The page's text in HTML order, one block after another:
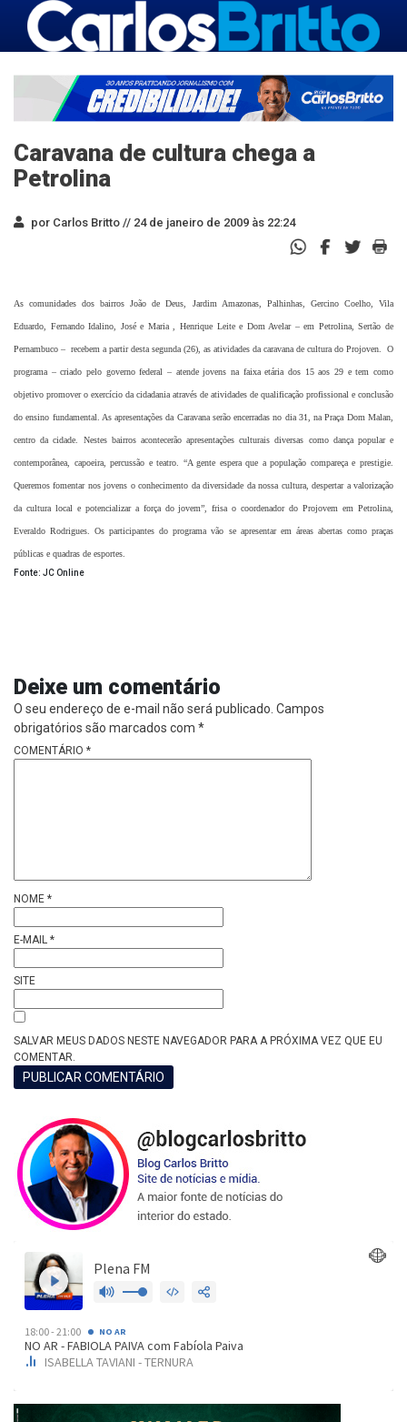
Caravana de cultura chega a
Petrolina
por Carlos Britto // 24 de janeiro de 2009 às 22:24
As comunidades dos bairros João de Deus, Jardim Amazonas, Palhinhas, Gercino Coelho, Vila
Eduardo, Fernando Idalino, José e Maria , Henrique Leite e Dom Avelar – em Petrolina, Sertão de
Pernambuco – recebem a partir desta segunda (26), as atividades da caravana de cultura do Projoven. O
programa – criado pelo governo federal – atende jovens na faixa etária dos 15 aos 29 e tem como
objetivo promover o exercício da cidadania através de atividades de qualificação profissional e conclusão
do ensino fundamental. As apresentações da Caravana serão encerradas no dia 31, na Praça Dom Malan,
centro da cidade. Nestes bairros acontecerão apresentações culturais diversas como dança popular e
contemporânea, capoeira, percussão e teatro. “A gente espera que a população compareça e prestigie.
Queremos fomentar nos jovens o conhecimento da diversidade da nossa cultura, despertar a valorização
da cultura local e potencializar a força do jovem”, frisa o coordenador do Projovem em Petrolina,
Everaldo Rodrigues. Os participantes do programa vão se apresentar em áreas abertas como praças
públicas e quadras de esportes.
Fonte: JC Online
Deixe um comentário
O seu endereço de e-mail não será publicado. Campos
obrigatórios são marcados com *
COMENTÁRIO *
NOME *
E-MAIL *
SITE
SALVAR MEUS DADOS NESTE NAVEGADOR PARA A PRÓXIMA VEZ QUE EU
COMENTAR.